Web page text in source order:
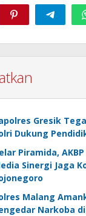
Gresik
Dukung
Piramida,
Sinergi Jaga
Malang
Narkoba